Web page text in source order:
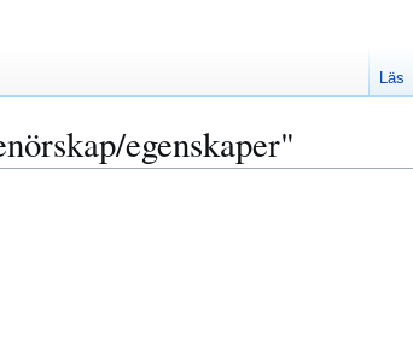
egenskaper"
Läs